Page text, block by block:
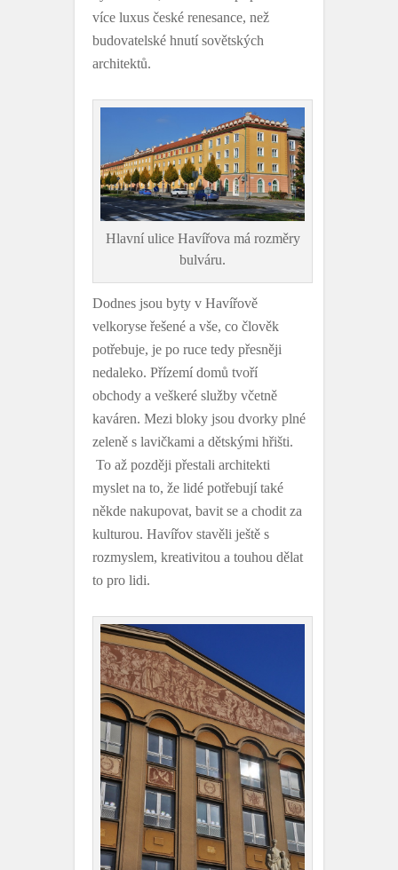
více luxus české renesance, než
budovatelské hnutí sovětských
architektů.
Hlavní ulice Havířova má rozměry
bulváru.
Dodnes jsou byty v Havířově
velkoryse řešené a vše, co člověk
potřebuje, je po ruce tedy přesněji
nedaleko. Přízemí domů tvoří
obchody a veškeré služby včetně
kaváren. Mezi bloky jsou dvorky plné
zeleně s lavičkami a dětskými hřišti.
To až později přestali architekti
myslet na to, že lidé potřebují také
někde nakupovat, bavit se a chodit za
kulturou. Havířov stavěli ještě s
rozmyslem, kreativitou a touhou dělat
to pro lidi.